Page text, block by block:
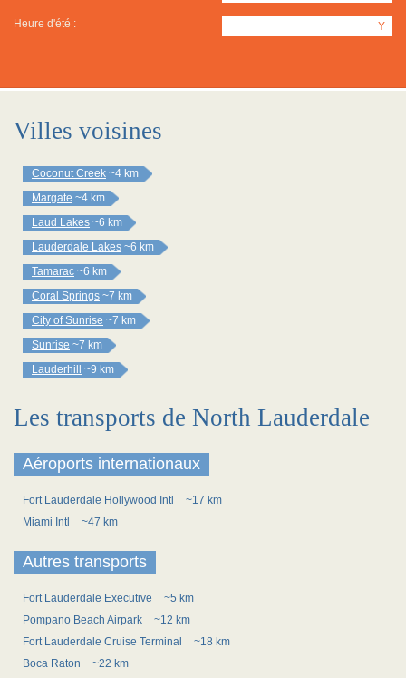
Heure d'été : Y
Villes voisines
Coconut Creek ~4 km
Margate ~4 km
Laud Lakes ~6 km
Lauderdale Lakes ~6 km
Tamarac ~6 km
Coral Springs ~7 km
City of Sunrise ~7 km
Sunrise ~7 km
Lauderhill
~9 km
Les transports de North Lauderdale
Aéroports internationaux
Fort Lauderdale Hollywood Intl
~17 km
Miami Intl
~47 km
Autres transports
Fort Lauderdale Executive
~5 km
Pompano Beach Airpark
~12 km
Fort Lauderdale Cruise Terminal
~18 km
Boca Raton
~22 km